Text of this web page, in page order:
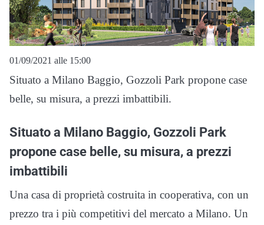
01/09/2021 alle 15:00
Situato a Milano Baggio, Gozzoli Park propone case
belle, su misura, a prezzi imbattibili.
Situato a Milano Baggio, Gozzoli Park
propone case belle, su misura, a prezzi
imbattibili
Una casa di proprietà costruita in cooperativa, con un
prezzo tra i più competitivi del mercato a Milano. Un